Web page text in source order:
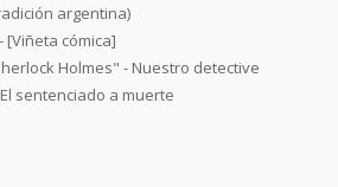
argentina)
[Viñeta cómica]
Holmes" - Nuestro detective
sentenciado a muerte